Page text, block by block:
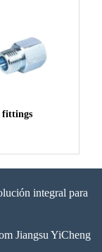
fittings
integral para
Jiangsu YiCheng